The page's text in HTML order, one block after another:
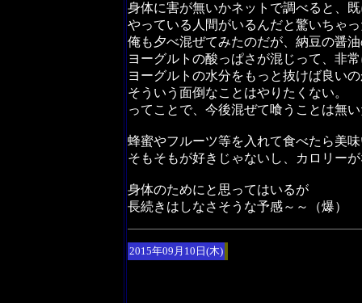
身体に害が無いかネットで調べると、
やっている人間がいるんだと驚いちゃ
俺も夕べ混ぜてみたのだが、納豆の醤
ヨーグルトの酸っぱさが混じって、非
ヨーグルトの水分をもっと抜けば良い
そういう面倒なことはやりたくない。
ってことで、今後混ぜて喰うことは無
蜂蜜やフルーツ等を入れて食べたら美
そもそもが好きじゃないし、カロリー
身体のためにと思ってはいるが
長続きはしなさそうな予感～～（爆）
2015年09月10日(木)